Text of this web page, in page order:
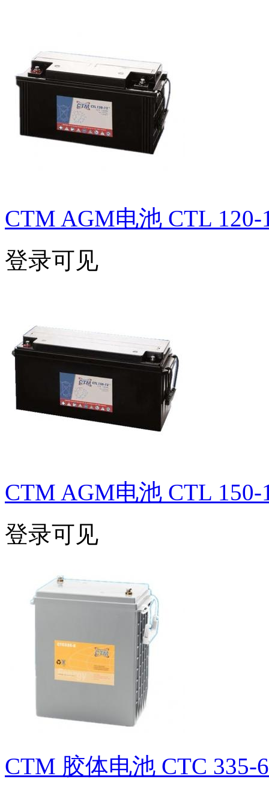
CTM AGM电池 CTL 120-
登录可见
CTM AGM电池 CTL 150-
登录可见
CTM 胶体电池 CTC 335-